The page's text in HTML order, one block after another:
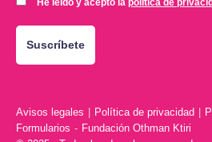
Avisos legales | Política de privacidad |
Formularios - Fundación Othman Ktiri